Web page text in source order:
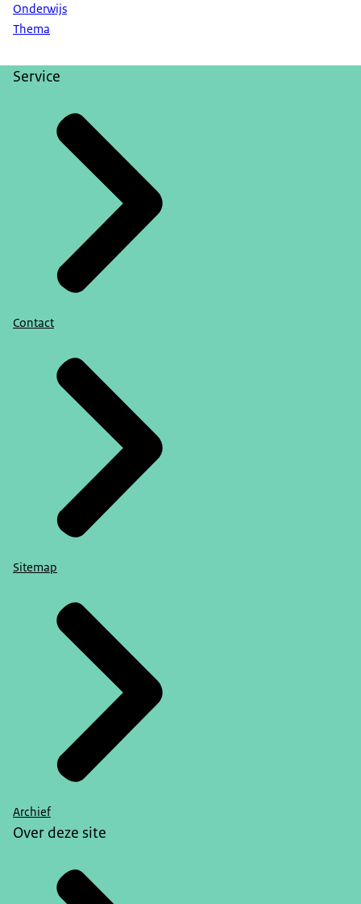
Onderwijs
Thema
Service
Contact
Sitemap
Archief
Over deze site